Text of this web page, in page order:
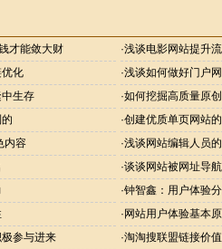
才能敛大财 ·浅谈电影网站提升
化 ·浅谈如何做好门户
中生存 ·如何挖掘高质量原
·创建优质单页网站
内容 ·浅谈网站编辑人员
·谈谈网站被网址导
·钟智鑫：用户体验
· 网站用户体验基本
参与进来 ·淘淘搜联盟链接价